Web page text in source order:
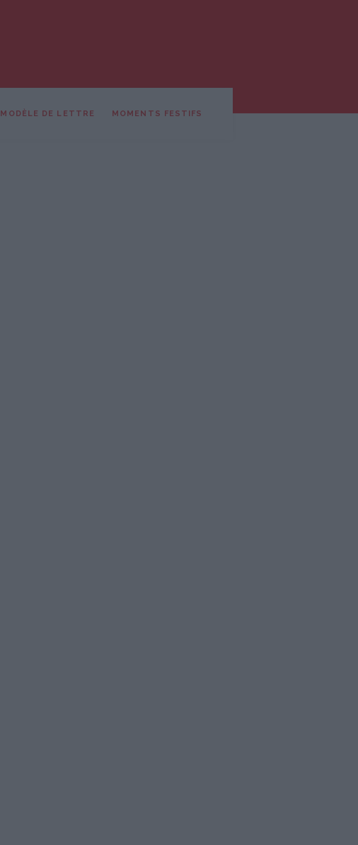
MODÈLE DE LETTRE MOMENTS FESTIFS